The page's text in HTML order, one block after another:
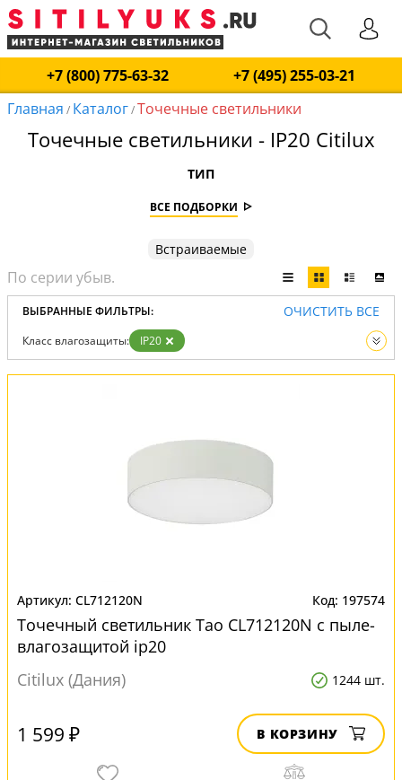
+7 (800) 775-63-32
+7 (495) 255-03-21
Главная / Каталог/Точечные светильники
Точечные светильники - IP20 Citilux
ТИП
ВСЕ ПОДБОРКИ
Встраиваемые
ВЫБРАННЫЕ ФИЛЬТРЫ: ОЧИСТИТЬ ВСЕ
Класс влагозащиты:
IP20
Вид:
Точечные светильники
CL712120N 197574
Точечный светильник Тао CL712120N с пыле-
влагозащитой ip20
Citilux (Дания)
1244 шт.
1 599 ₽ В КОРЗИНУ